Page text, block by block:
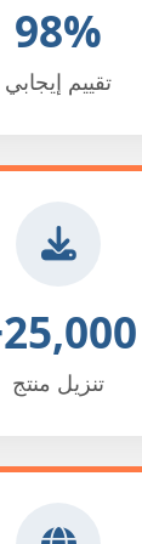
98%
تقييم إيجابي
25,000+
تنزيل منتج